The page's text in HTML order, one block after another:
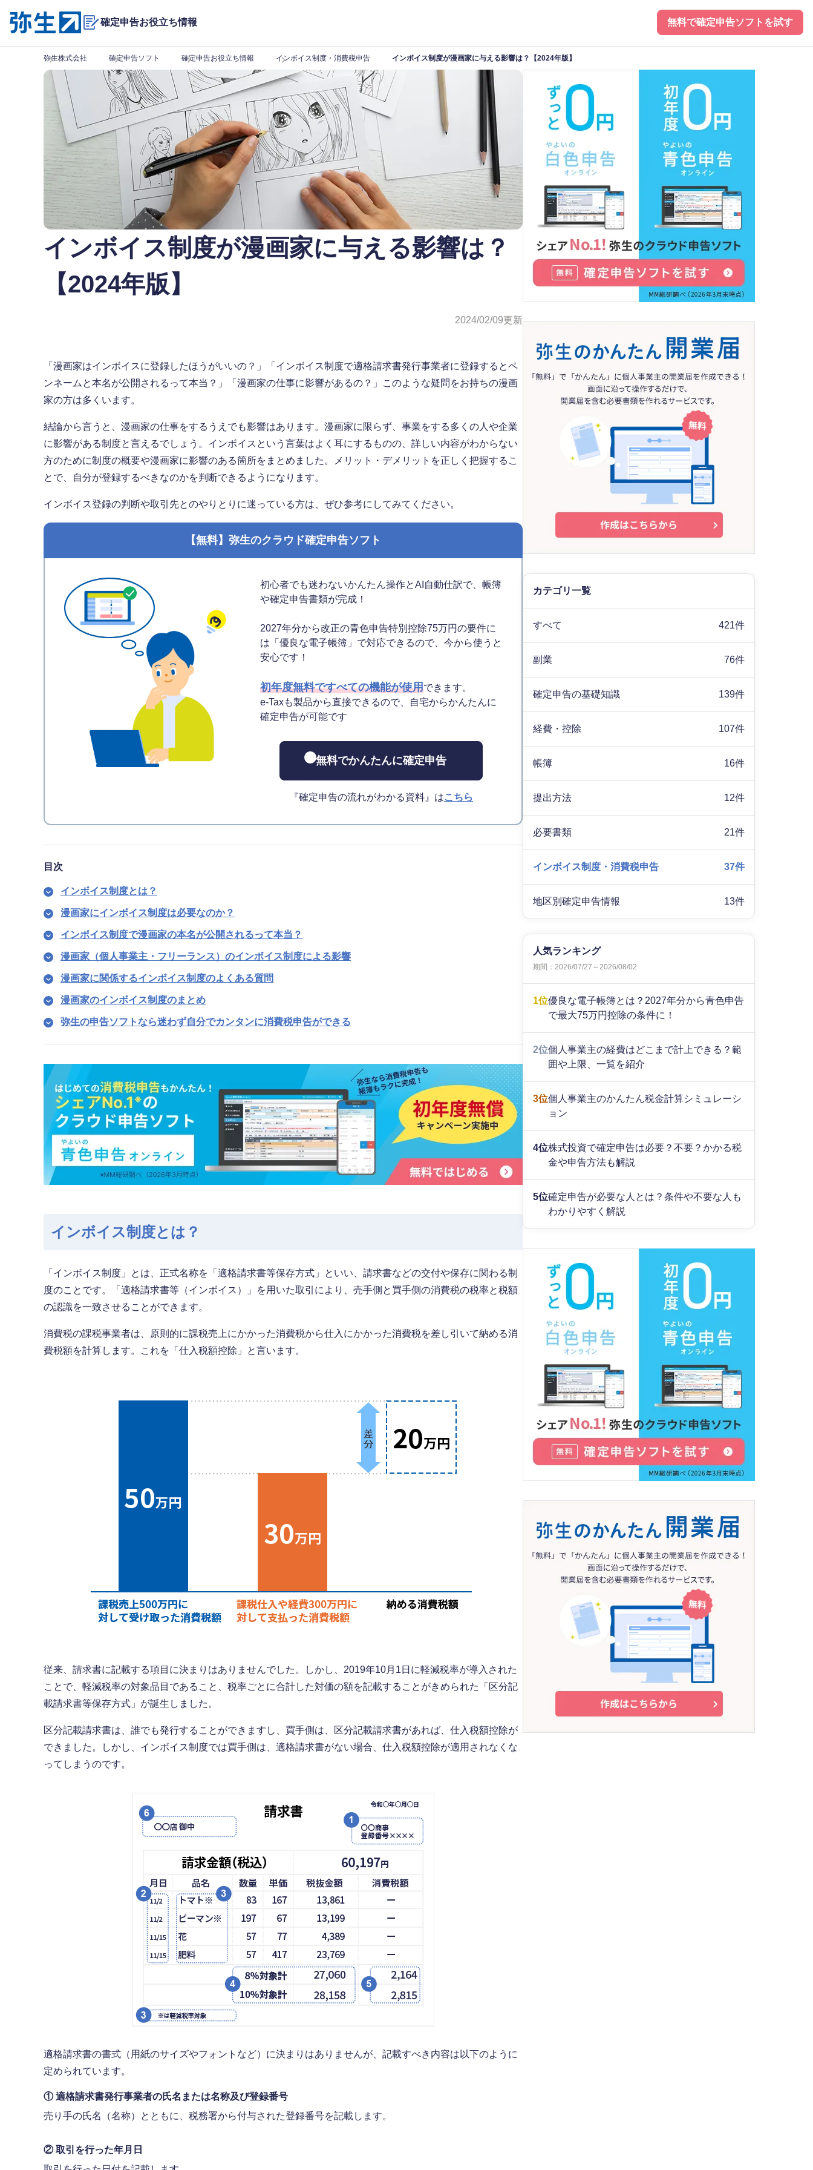
確定申告お役立ち情報 無料で確定申告ソフトを試す
弥生株式会社 確定申告ソフト 確定申告お役立ち情報 インボイス制度・消費税申告 インボイス制度が漫画家に与える影響は？【2024年版】
インボイス制度が漫画家に与える影響は？
【2024年版】
2024/02/09更新
「漫画家はインボイスに登録したほうがいいの？」「インボイス制度で適格請求書発行事業者に登録するとペ
ンネームと本名が公開されるって本当？」「漫画家の仕事に影響があるの？」このような疑問をお持ちの漫画
家の方は多くいます。
結論から言うと、漫画家の仕事をするうえでも影響はあります。漫画家に限らず、事業をする多くの人や企業
に影響がある制度と言えるでしょう。インボイスという言葉はよく耳にするものの、詳しい内容がわからない
方のために制度の概要や漫画家に影響のある箇所をまとめました。メリット・デメリットを正しく把握するこ
とで、自分が登録するべきなのかを判断できるようになります。
インボイス登録の判断や取引先とのやりとりに迷っている方は、ぜひ参考にしてみてください。
【無料】弥生のクラウド確定申告ソフト
初心者でも迷わないかんたん操作とAI自動仕訳で、帳簿
や確定申告書類が完成！
2027年分から改正の青色申告特別控除75万円の要件に
は「優良な電子帳簿」で対応できるので、今から使うと
安心です！
初年度無料ですべての機能が使用できます。
e-Taxも製品から直接できるので、自宅からかんたんに
確定申告が可能です
無料でかんたんに確定申告
『確定申告の流れがわかる資料』はこちら
目次
インボイス制度とは？
漫画家にインボイス制度は必要なのか？
インボイス制度で漫画家の本名が公開されるって本当？
漫画家（個人事業主・フリーランス）のインボイス制度による影響
漫画家に関係するインボイス制度のよくある質問
漫画家のインボイス制度のまとめ
弥生の申告ソフトなら迷わず自分でカンタンに消費税申告ができる
インボイス制度とは？
「インボイス制度」とは、正式名称を「適格請求書等保存方式」といい、請求書などの交付や保存に関わる制
度のことです。「適格請求書等（インボイス）」を用いた取引により、売手側と買手側の消費税の税率と税額
の認識を一致させることができます。
消費税の課税事業者は、原則的に課税売上にかかった消費税から仕入にかかった消費税を差し引いて納める消
費税額を計算します。これを「仕入税額控除」と言います。
従来、請求書に記載する項目に決まりはありませんでした。しかし、2019年10月1日に軽減税率が導入された
ことで、軽減税率の対象品目であること、税率ごとに合計した対価の額を記載することがきめられた「区分記
載請求書等保存方式」が誕生しました。
区分記載請求書は、誰でも発行することができますし、買手側は、区分記載請求書があれば、仕入税額控除が
できました。しかし、インボイス制度では買手側は、適格請求書がない場合、仕入税額控除が適用されなくな
ってしまうのです。
適格請求書の書式（用紙のサイズやフォントなど）に決まりはありませんが、記載すべき内容は以下のように
定められています。
① 適格請求書発行事業者の氏名または名称及び登録番号
売り手の氏名（名称）とともに、税務署から付与された登録番号を記載します。
② 取引を行った年月日
カテゴリ一覧
すべて 421件
副業 76件
確定申告の基礎知識 139件
経費・控除 107件
帳簿 16件
提出方法 12件
必要書類 21件
インボイス制度・消費税申告 37件
地区別確定申告情報 13件
人気ランキング
期間：2026/07/27～2026/08/02
1位優良な電子帳簿とは？2027年分から青色申告
で最大75万円控除の条件に！
2位個人事業主の経費はどこまで計上できる？範
囲や上限、一覧を紹介
3位個人事業主のかんたん税金計算シミュレーシ
ョン
4位株式投資で確定申告は必要？不要？かかる税
金や申告方法も解説
5位確定申告が必要な人とは？条件や不要な人も
わかりやすく解説